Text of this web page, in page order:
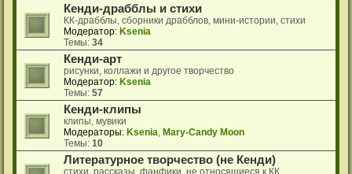
Кенди-драбблы и стихи
КК-драбблы, сборники драбблов, мини-истории, стихи
Модератор: Ksenia
Темы: 34
Кенди-арт
рисунки, коллажи и другое творчество
Модератор: Ksenia
Темы: 57
Кенди-клипы
клипы, мувики
Модераторы: Ksenia, Mary-Candy Moon
Темы: 10
Литературное творчество (не Кенди)